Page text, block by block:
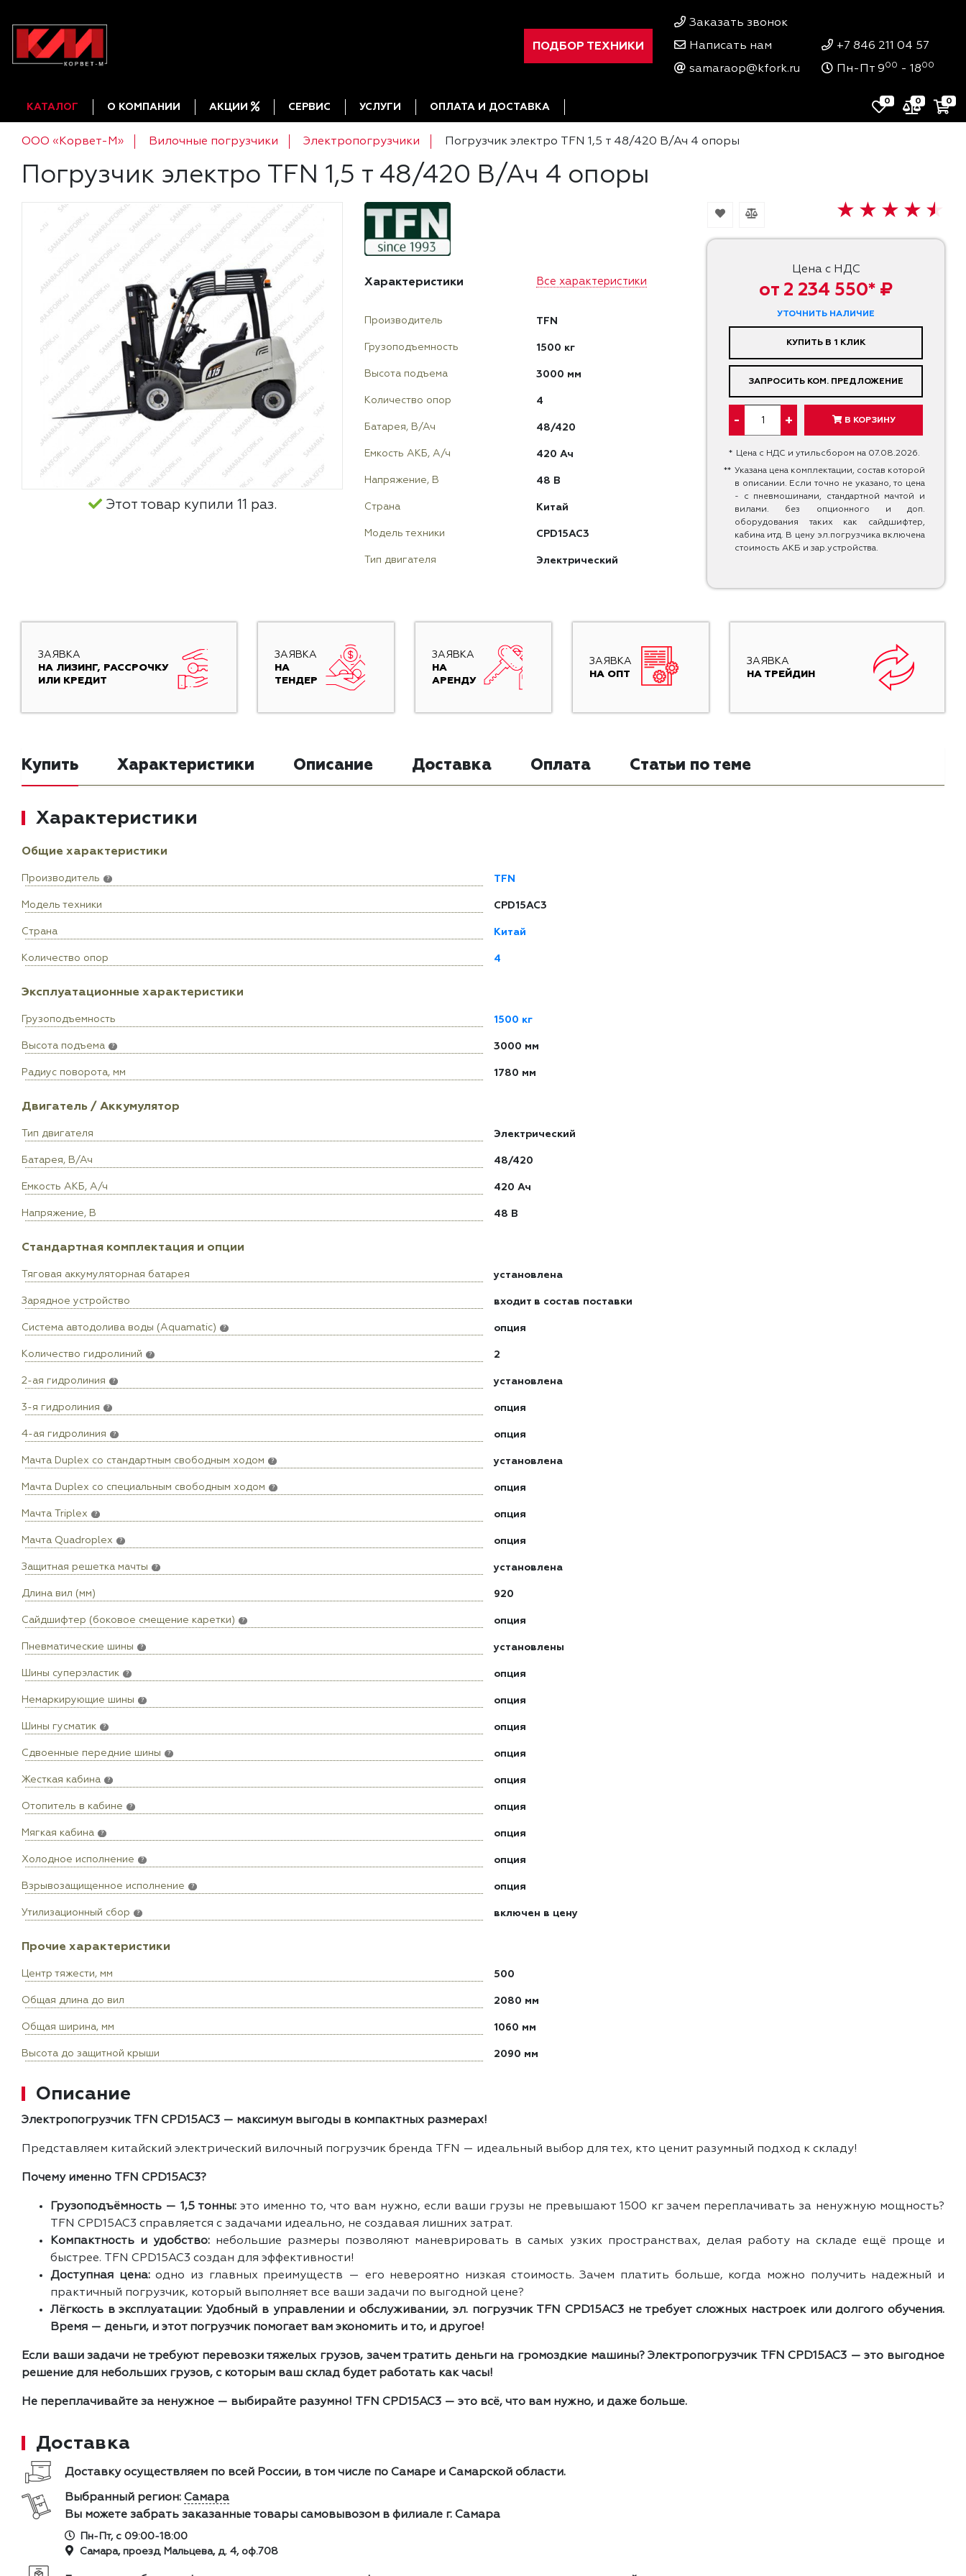
ПОДБОР ТЕХНИКИ
Заказать звонок
Написать нам
samaraop@kfork.ru
+7 846 211 04 57
Пн-Пт 900 - 1800
КАТАЛОГ О КОМПАНИИ АКЦИИ СЕРВИС УСЛУГИ ОПЛАТА И ДОСТАВКА 0 0 0
ООО «Корвет-М» Вилочные погрузчики Электропогрузчики Погрузчик электро TFN 1,5 т 48/420 В/Ач 4 опоры
Погрузчик электро TFN 1,5 т 48/420 В/Ач 4 опоры
Цена с НДС
от 2 234 550* ₽
УТОЧНИТЬ НАЛИЧИЕ
КУПИТЬ В 1 КЛИК
ЗАПРОСИТЬ КОМ. ПРЕДЛОЖЕНИЕ
- + В КОРЗИНУ
* Цена с НДС и утильсбором на 07.08.2026.
** Указана цена комплектации, состав которой
в описании. Если точно не указано, то цена
- с пневмошинами, стандартной мачтой и
вилами. без опционного и доп.
оборудования таких как сайдшифтер,
кабина итд. В цену эл.погрузчика включена
стоимость АКБ и зар.устройства.
Этот товар купили 11 раз.
Характеристики Все характеристики
Производитель TFN
Грузоподъемность 1500 кг
Высота подъема 3000 мм
Количество опор 4
Батарея, В/Ач 48/420
Емкость АКБ, А/ч 420 Ач
Напряжение, В 48 В
Страна Китай
Модель техники CPD15AC3
Тип двигателя Электрический
ЗАЯВКА
НА ЛИЗИНГ, РАССРОЧКУ
ИЛИ КРЕДИТ
ЗАЯВКА
НА
ТЕНДЕР
ЗАЯВКА
НА
АРЕНДУ
ЗАЯВКА
НА ОПТ
ЗАЯВКА
НА ТРЕЙДИН
Купить Характеристики Описание Доставка Оплата Статьи по теме
Характеристики
Общие характеристики
Производитель ? TFN
Модель техники CPD15AC3
Страна Китай
Количество опор 4
Эксплуатационные характеристики
Грузоподъемность 1500 кг
Высота подъема ? 3000 мм
Радиус поворота, мм 1780 мм
Двигатель / Аккумулятор
Тип двигателя Электрический
Батарея, В/Ач 48/420
Емкость АКБ, А/ч 420 Ач
Напряжение, В 48 В
Стандартная комплектация и опции
Тяговая аккумуляторная батарея установлена
Зарядное устройство входит в состав поставки
Система автодолива воды (Aquamatic) ? опция
Количество гидролиний ? 2
2-ая гидролиния ? установлена
3-я гидролиния ? опция
4-ая гидролиния ? опция
Мачта Duplex сo стандартным свободным ходом ? установлена
Мачта Duplex со специальным свободным ходом ? опция
Мачта Triplex ? опция
Мачта Quadroplex ? опция
Защитная решетка мачты ? установлена
Длина вил (мм) 920
Сайдшифтер (боковое смещение каретки) ? опция
Пневматические шины ? установлены
Шины суперэластик ? опция
Немаркирующие шины ? опция
Шины гусматик ? опция
Сдвоенные передние шины ? опция
Жесткая кабина ? опция
Отопитель в кабине ? опция
Мягкая кабина ? опция
Холодное исполнение ? опция
Взрывозащищенное исполнение ? опция
Утилизационный сбор ? включен в цену
Прочие характеристики
Центр тяжести, мм 500
Общая длина до вил 2080 мм
Общая ширина, мм 1060 мм
Высота до защитной крыши 2090 мм
Описание
Электропогрузчик TFN CPD15AC3 — максимум выгоды в компактных размерах!
Представляем китайский электрический вилочный погрузчик бренда TFN — идеальный выбор для тех, кто ценит разумный подход к складу!
Почему именно TFN CPD15AC3?
Грузоподъёмность — 1,5 тонны:это именно то, что вам нужно, если ваши грузы не превышают 1500 кг зачем переплачивать за ненужную мощность?
TFN CPD15AC3 справляется с задачами идеально, не создавая лишних затрат.
Компактность и удобство: небольшие размеры позволяют маневрировать в самых узких пространствах, делая работу на складе ещё проще и
быстрее. TFN CPD15AC3 создан для эффективности!
Доступная цена:одно из главных преимуществ — его невероятно низкая стоимость. Зачем платить больше, когда можно получить надежный и
практичный погрузчик, который выполняет все ваши задачи по выгодной цене?
Лёгкость в эксплуатации: Удобный в управлении и обслуживании, эл. погрузчик TFN CPD15AC3 не требует сложных настроек или долгого обучения.
Время — деньги, и этот погрузчик помогает вам экономить и то, и другое!
Если ваши задачи не требуют перевозки тяжелых грузов, зачем тратить деньги на громоздкие машины? Электропогрузчик TFN CPD15AC3 — это выгодное
решение для небольших грузов, с которым ваш склад будет работать как часы!
Не переплачивайте за ненужное — выбирайте разумно! TFN CPD15AC3 — это всё, что вам нужно, и даже больше.
Доставка
Доставку осуществляем по всей России, в том числе по Самаре и Самарской области.
Выбранный регион: Самара
Вы можете забрать заказанные товары самовывозом в филиале г. Самара
Пн-Пт, с 09:00-18:00
Самара, проезд Мальцева, д. 4, оф.708